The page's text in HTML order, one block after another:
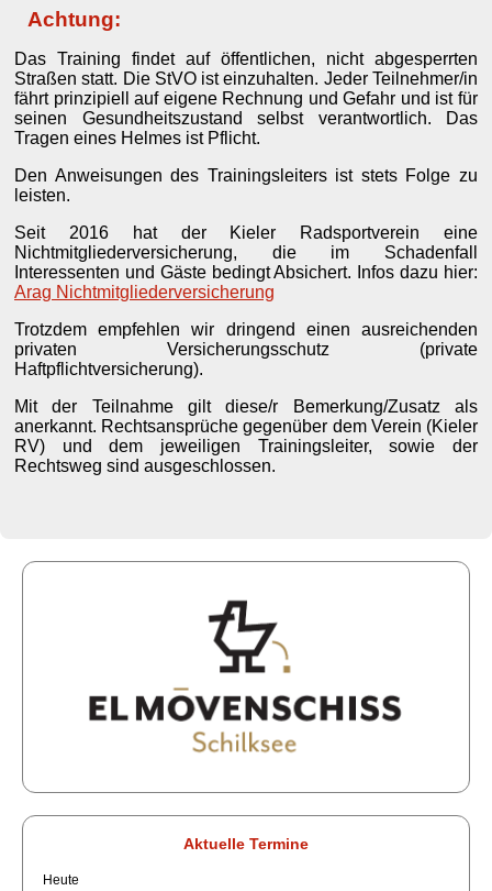
Achtung:
Das Training findet auf öffentlichen, nicht abgesperrten
Straßen statt. Die StVO ist einzuhalten. Jeder Teilnehmer/in
fährt prinzipiell auf eigene Rechnung und Gefahr und ist für
seinen Gesundheitszustand selbst verantwortlich. Das
Tragen eines Helmes ist Pflicht.
Den Anweisungen des Trainingsleiters ist stets Folge zu
leisten.
Seit 2016 hat der Kieler Radsportverein eine
Nichtmitgliederversicherung, die im Schadenfall
Interessenten und Gäste bedingt Absichert. Infos dazu hier:
Arag Nichtmitgliederversicherung
Trotzdem empfehlen wir dringend einen ausreichenden
privaten Versicherungsschutz (private
Haftpflichtversicherung).
Mit der Teilnahme gilt diese/r Bemerkung/Zusatz als
anerkannt. Rechtsansprüche gegenüber dem Verein (Kieler
RV) und dem jeweiligen Trainingsleiter, sowie der
Rechtsweg sind ausgeschlossen.
Aktuelle Termine
Heute